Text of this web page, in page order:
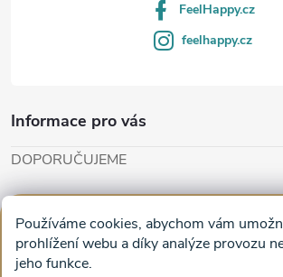
Používáme cookies, abychom vám
prohlížení webu a díky analýze provozu
jeho funkce.
FeelHappy.cz
feelhappy.cz
Informace pro vás
DOPORUČUJEME
Obrazy na plátně na zeď a stěnu do obýváku
Facebook